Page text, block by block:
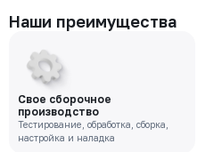
Наши преимущества
Свое сборочное
производство
Тестирование, обработка, сборка,
настройка и наладка